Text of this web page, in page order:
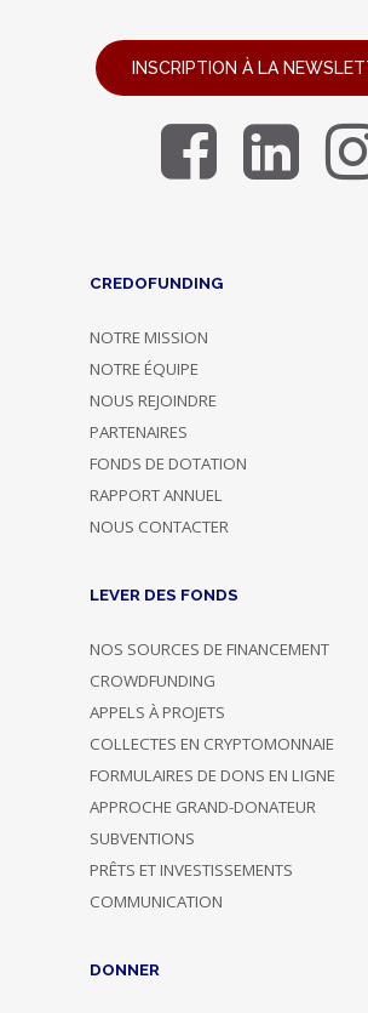
INSCRIPTION À LA
CREDOFUNDING
NOTRE MISSION
NOTRE ÉQUIPE
NOUS REJOINDRE
PARTENAIRES
FONDS DE DOTATION
RAPPORT ANNUEL
NOUS CONTACTER
LEVER DES FONDS
NOS SOURCES DE FINANCEMENT
CROWDFUNDING
APPELS À PROJETS
COLLECTES EN CRYPTOMONNAIE
FORMULAIRES DE DONS EN LIGNE
APPROCHE GRAND-DONATEUR
SUBVENTIONS
PRÊTS ET INVESTISSEMENTS
COMMUNICATION
DONNER